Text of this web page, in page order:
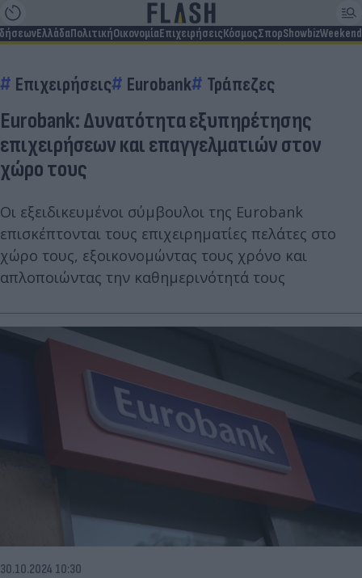
ΕλλάδαΠολιτικήΟικονομίαΕπιχειρήσειςΚόσμοςΣπορShowbizWeekend
Επιχειρήσεις Eurobank Τράπεζες
Eurobank: Δυνατότητα εξυπηρέτησης
επιχειρήσεων και επαγγελματιών στον
χώρο τους
Oι εξειδικευμένοι σύμβουλοι της Eurobank
επισκέπτονται τους επιχειρηματίες πελάτες στο
χώρο τους, εξοικονομώντας τους χρόνο και
απλοποιώντας την καθημερινότητά τους
30.10.2024 10:30